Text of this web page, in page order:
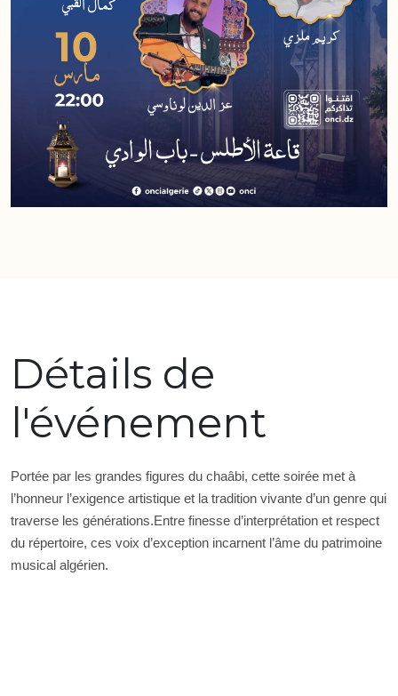
Détails de
l'événement
Portée par les grandes figures du chaâbi, cette soirée met à
l’honneur l’exigence artistique et la tradition vivante d’un genre qui
traverse les générations.Entre finesse d’interprétation et respect
du répertoire, ces voix d’exception incarnent l’âme du patrimoine
musical algérien.